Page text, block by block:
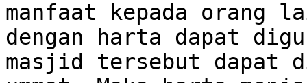
manfaat kepada
dengan harta dapat
masjid tersebut dapat